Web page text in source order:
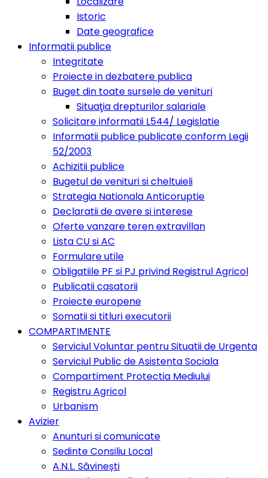
Istoric
Date geografice
Informatii publice
Integritate
Proiecte in dezbatere publica
Buget din toate sursele de venituri
Situaţia drepturilor salariale
Solicitare informatii L544/ Legislatie
Informatii publice publicate conform Legii
52/2003
Achizitii publice
Bugetul de venituri si cheltuieli
Strategia Nationala Anticoruptie
Declaratii de avere si interese
Oferte vanzare teren extravillan
Lista CU si AC
Formulare utile
Obligatiile PF si PJ privind Registrul Agricol
Publicatii casatorii
Proiecte europene
Somatii si titluri executorii
COMPARTIMENTE
Serviciul Voluntar pentru Situatii de Urgenta
Serviciul Public de Asistenta Sociala
Compartiment Protectia Mediului
Registru Agricol
Urbanism
Avizier
Anunturi si comunicate
Sedinte Consiliu Local
A.N.L. Săvinești